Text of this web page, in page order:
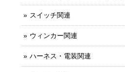
スイッチ関連
ウィンカー関連
ハーネス・電装関連